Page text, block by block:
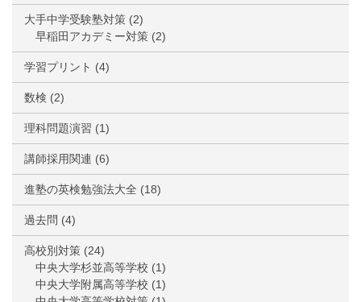
大手中学受験塾対策 (2)
早稲田アカデミー対策 (2)
学習プリント (4)
数検 (2)
理科問題演習 (1)
講師採用関連 (6)
進塾の英検勉強法大全 (18)
過去問 (4)
高校別対策 (24)
中央大学杉並高等学校 (1)
中央大学附属高等学校 (1)